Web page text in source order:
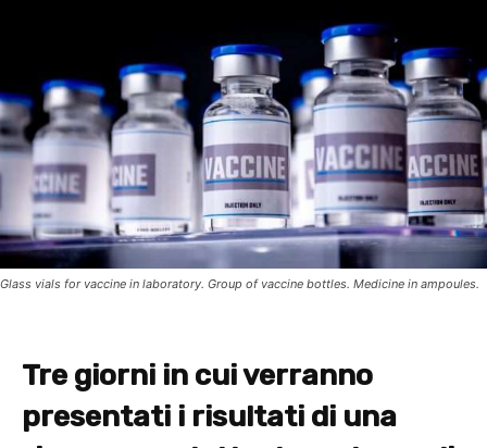
Glass vials for vaccine in laboratory. Group of vaccine bottles. Medicine in ampoules.
Tre giorni in cui verranno
presentati i risultati di una